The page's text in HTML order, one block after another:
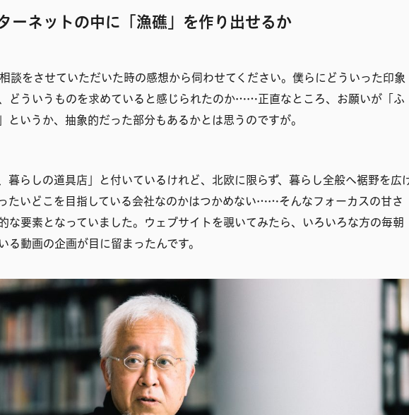
ーネットの中に「漁礁」を作り出せるか
談をさせていただいた時の感想から伺わせてください。僕らにどういった印象
どういうものを求めていると感じられたのか……正直なところ、お願いが「ふ
というか、抽象的だった部分もあるかとは思うのですが。
暮らしの道具店」と付いているけれど、北欧に限らず、暮らし全般へ裾野を広
たいどこを目指している会社なのかはつかめない……そんなフォーカスの甘さ
な要素となっていました。ウェブサイトを覗いてみたら、いろいろな方の毎朝
る動画の企画が目に留まったんです。